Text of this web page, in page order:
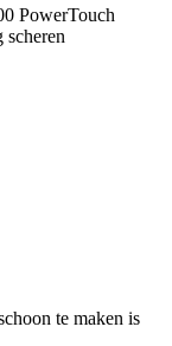
PowerTouch
scheren
te maken is